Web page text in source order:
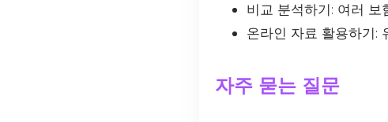
비교 분석하기: 여러
온라인 자료 활용하기:
자주 묻는 질문